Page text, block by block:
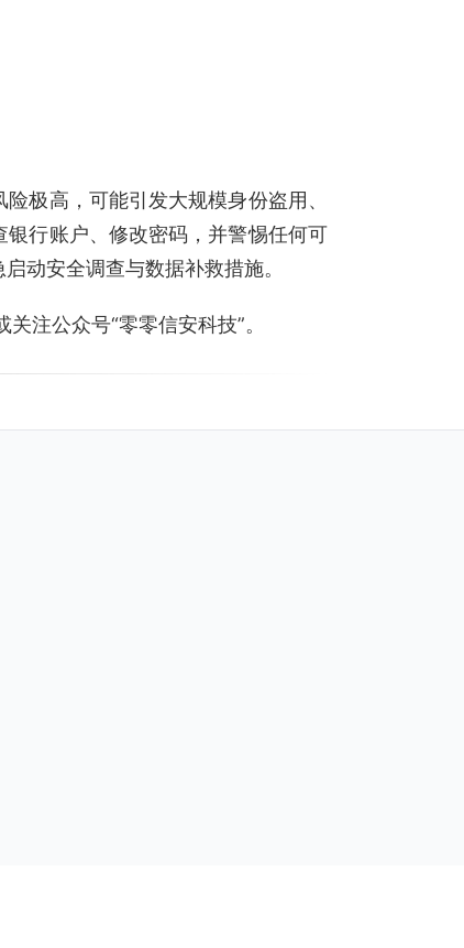
极高，可能引发大规模身份盗用、
行账户、修改密码，并警惕任何可
动安全调查与数据补救措施。
注公众号“零零信安科技”。